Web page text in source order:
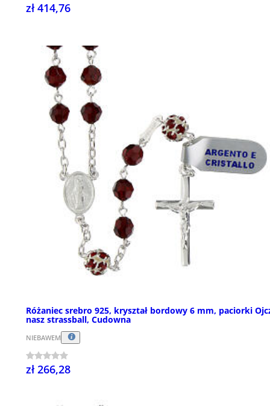
zł 414,76
Różaniec srebro 925, kryształ bordowy 6 mm, paciorki
nasz strassball, Cudowna
NIEBAWEM
zł 266,28